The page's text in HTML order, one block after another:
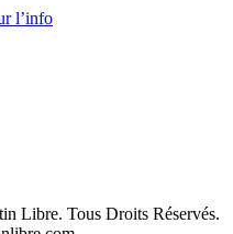
l’info
Libre. Tous Droits Réservés.